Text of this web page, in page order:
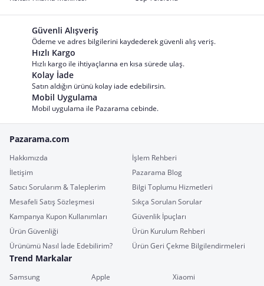
Güvenli Alışveriş
Ödeme ve adres bilgilerini kaydederek güvenli alış veriş.
Hızlı Kargo
Hızlı kargo ile ihtiyaçlarına en kısa sürede ulaş.
Kolay İade
Satın aldığın ürünü kolay iade edebilirsin.
Mobil Uygulama
Mobil uygulama ile Pazarama cebinde.
Pazarama.com
Hakkımızda
İşlem Rehberi
İletişim
Pazarama Blog
Satıcı Sorularım & Taleplerim
Bilgi Toplumu Hizmetleri
Mesafeli Satış Sözleşmesi
Sıkça Sorulan Sorular
Kampanya Kupon Kullanımları
Güvenlik İpuçları
Ürün Güvenliği
Ürün Kurulum Rehberi
Ürünümü Nasıl İade Edebilirim?
Ürün Geri Çekme Bilgilendirmeleri
Trend Markalar
Samsung Apple
Xiaomi